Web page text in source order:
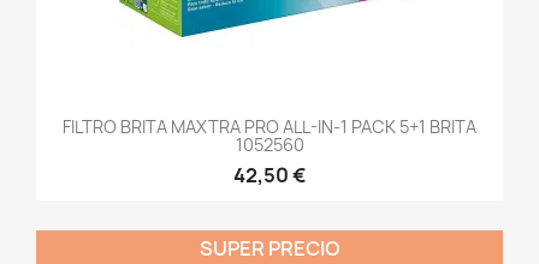
FILTRO BRITA MAXTRA PRO ALL-IN-1 PACK 5+1 BRITA
1052560
42,50 €
SUPER PRECIO